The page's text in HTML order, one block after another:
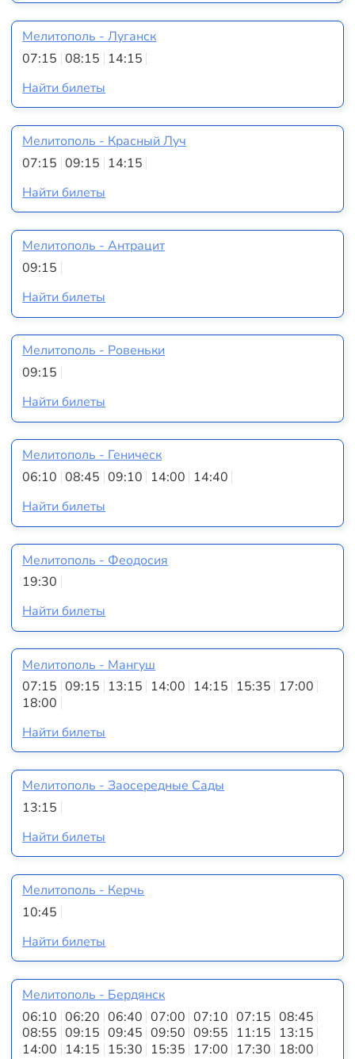
Мелитополь - Луганск
07:15 08:15 14:15
Найти билеты
Мелитополь - Красный Луч
07:15 09:15 14:15
Найти билеты
Мелитополь - Антрацит
09:15
Найти билеты
Мелитополь - Ровеньки
09:15
Найти билеты
Мелитополь - Геническ
06:10 08:45 09:10 14:00 14:40
Найти билеты
Мелитополь - Феодосия
19:30
Найти билеты
Мелитополь - Мангуш
07:15 09:15 13:15 14:00 14:15 15:35 17:00
18:00
Найти билеты
Мелитополь - Заосередные Сады
13:15
Найти билеты
Мелитополь - Керчь
10:45
Найти билеты
Мелитополь - Бердянск
06:10 06:20 06:40 07:00 07:10 07:15 08:45
08:55 09:15 09:45 09:50 09:55 11:15 13:15
14:00 14:15 15:30 15:35 17:00 17:30 18:00